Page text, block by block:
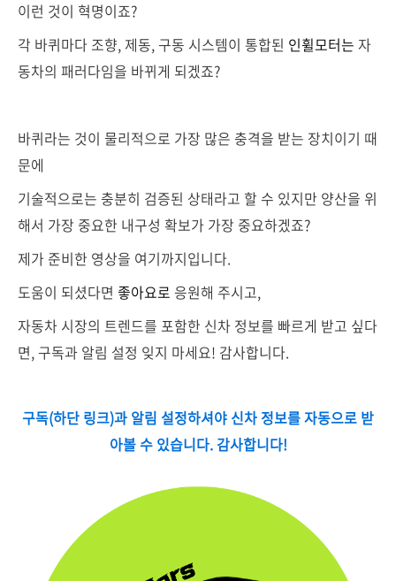
이런 것이 혁명이죠?
각 바퀴마다 조향, 제동, 구동 시스템이 통합된 인휠모터는 자
동차의 패러다임을 바뀌게 되겠죠?
바퀴라는 것이 물리적으로 가장 많은 충격을 받는 장치이기 때
문에
기술적으로는 충분히 검증된 상태라고 할 수 있지만 양산을 위
해서 가장 중요한 내구성 확보가 가장 중요하겠죠?
제가 준비한 영상을 여기까지입니다.
도움이 되셨다면 좋아요로 응원해 주시고,
자동차 시장의 트렌드를 포함한 신차 정보를 빠르게 받고 싶다
면, 구독과 알림 설정 잊지 마세요! 감사합니다.
구독(하단 링크)과 알림 설정하셔야 신차 정보를 자동으로 받
아볼 수 있습니다. 감사합니다!